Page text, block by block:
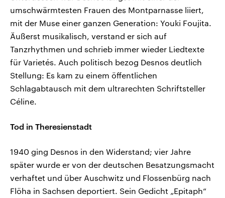
umschwärmtesten Frauen des Montparnasse liiert,
mit der Muse einer ganzen Generation: Youki Foujita.
Äußerst musikalisch, verstand er sich auf
Tanzrhythmen und schrieb immer wieder Liedtexte
für Varietés. Auch politisch bezog Desnos deutlich
Stellung: Es kam zu einem öffentlichen
Schlagabtausch mit dem ultrarechten Schriftsteller
Céline.
Tod in Theresienstadt
1940 ging Desnos in den Widerstand; vier Jahre
später wurde er von der deutschen Besatzungsmacht
verhaftet und über Auschwitz und Flossenbürg nach
Flöha in Sachsen deportiert. Sein Gedicht „Epitaph“